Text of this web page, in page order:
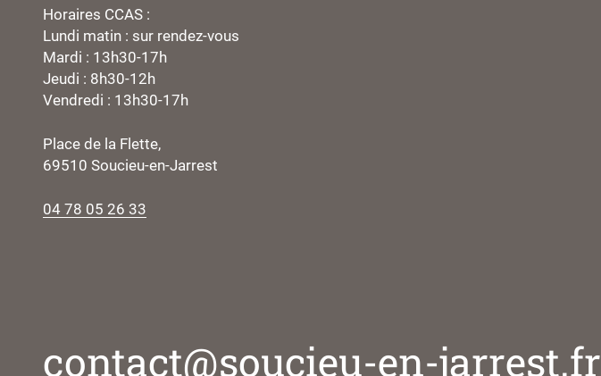
Horaires CCAS :
Lundi matin : sur rendez-vous
Mardi : 13h30-17h
Jeudi : 8h30-12h
Vendredi : 13h30-17h
Place de la Flette,
69510 Soucieu-en-Jarrest
04 78 05 26 33
contact@soucieu-en-jarrest.fr